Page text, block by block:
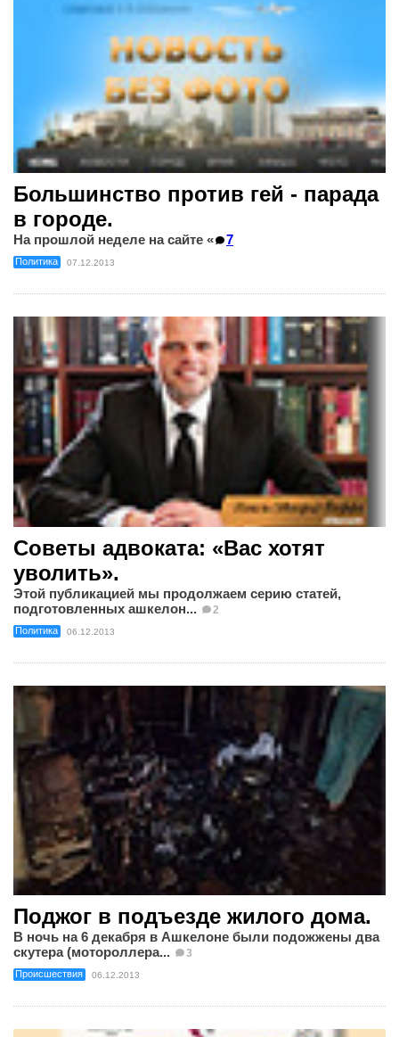
Большинство против гей - парада
в городе.
На прошлой неделе на сайте « 7
Политика 07.12.2013
Советы адвоката: «Вас хотят
уволить».
Этой публикацией мы продолжаем серию статей,
подготовленных ашкелон...
2
Политика 06.12.2013
Поджог в подъезде жилого дома.
В ночь на 6 декабря в Ашкелоне были подожжены два
скутера (мотороллера...
3
Происшествия 06.12.2013